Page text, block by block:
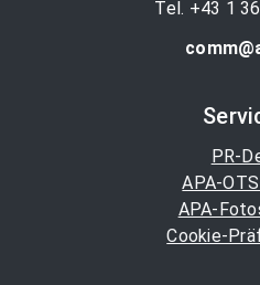
Tel. +43 1
PR-
APA-
APA-
Cookie-